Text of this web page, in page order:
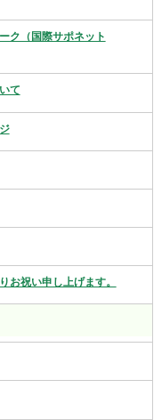
ク（国際サポネット
て
お祝い申し上げます。